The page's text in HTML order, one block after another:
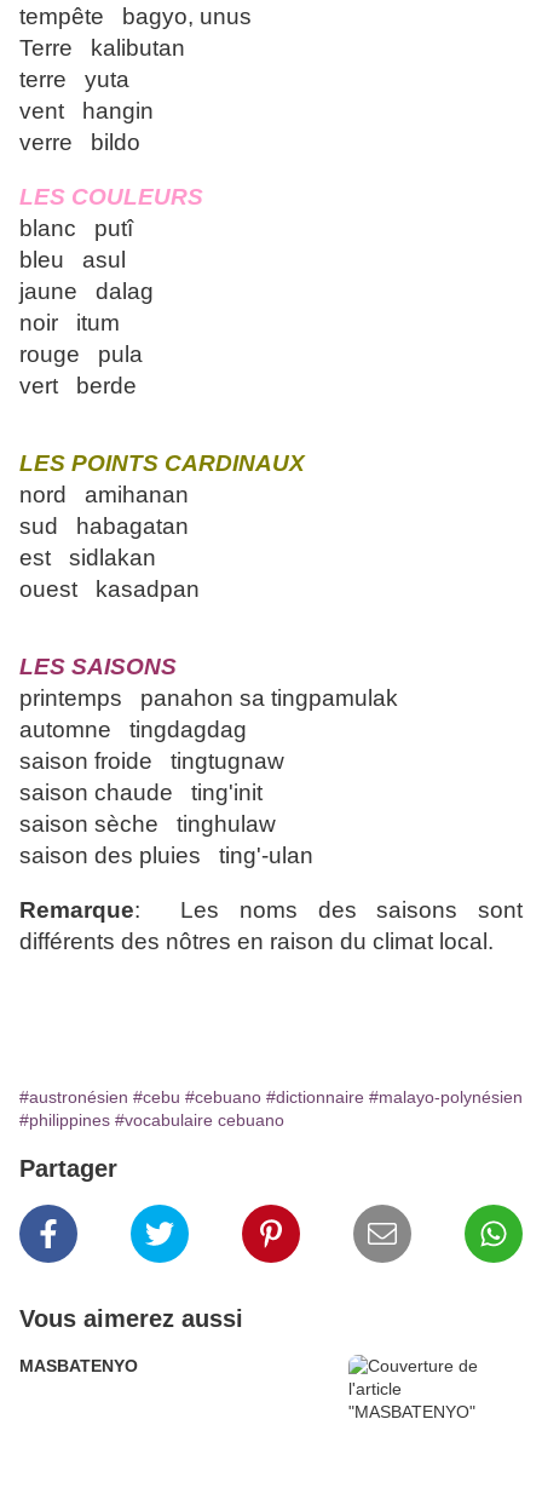
tempête bagyo, unus
Terre kalibutan
terre yuta
vent hangin
verre bildo
LES COULEURS
blanc putî
bleu asul
jaune dalag
noir itum
rouge pula
vert berde
LES POINTS CARDINAUX
nord amihanan
sud habagatan
est sidlakan
ouest kasadpan
LES SAISONS
printemps panahon sa tingpamulak
automne tingdagdag
saison froide tingtugnaw
saison chaude ting'init
saison sèche tinghulaw
saison des pluies ting'-ulan
Remarque: Les noms des saisons sont
différents des nôtres en raison du climat local.
#austronésien #cebu #cebuano #dictionnaire #malayo-polynésien
#philippines #vocabulaire cebuano
Partager
Vous aimerez aussi
MASBATENYO